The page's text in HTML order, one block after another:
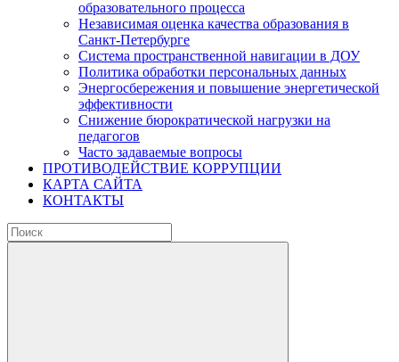
образовательного процесса
Независимая оценка качества образования в
Санкт-Петербурге
Система пространственной навигации в ДОУ
Политика обработки персональных данных
Энергосбережения и повышение энергетической
эффективности
Снижение бюрократической нагрузки на
педагогов
Часто задаваемые вопросы
ПРОТИВОДЕЙСТВИЕ КОРРУПЦИИ
КАРТА САЙТА
КОНТАКТЫ